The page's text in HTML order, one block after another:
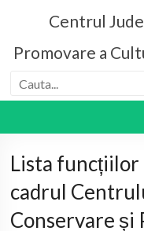
Centrul
Promovare a
Lista
cadrul
Conservare și